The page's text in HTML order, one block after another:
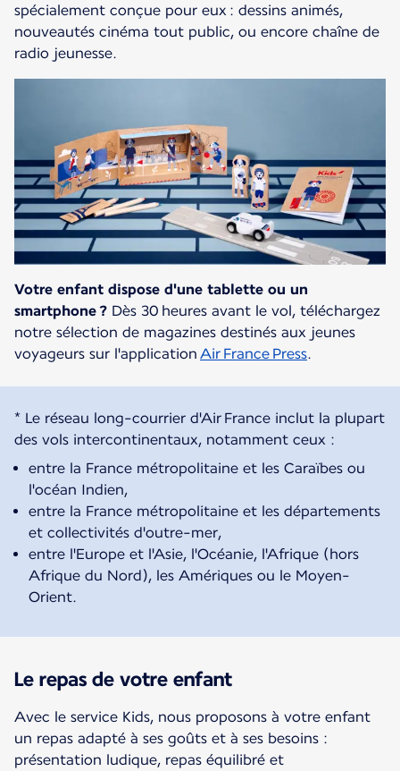
spécialement conçue pour eux : dessins animés,
nouveautés cinéma tout public, ou encore chaîne de
radio jeunesse.
Votre enfant dispose d'une tablette ou un
smartphone ? Dès 30 heures avant le vol, téléchargez
notre sélection de magazines destinés aux jeunes
voyageurs sur l'application Air France Press.
* Le réseau long-courrier d'Air France inclut la plupart
entre la France métropolitaine et les Caraïbes ou
l'océan Indien,
entre la France métropolitaine et les départements
et collectivités d'outre-mer,
entre l'Europe et l'Asie, l'Océanie, l'Afrique (hors
Afrique du Nord), les Amériques ou le Moyen-
Orient.
Le repas de votre enfant
Avec le service Kids, nous proposons à votre enfant
un repas adapté à ses goûts et à ses besoins :
présentation ludique, repas équilibré et